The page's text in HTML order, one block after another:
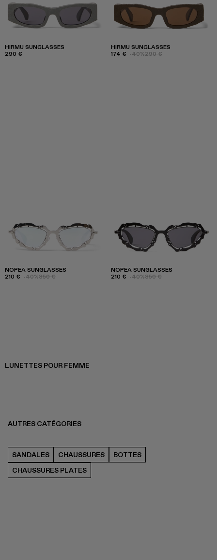
HIRMU SUNGLASSES
290 €
HIRMU SUNGLASSES
174 € -40%290 €
NOPEA SUNGLASSES
210 € -40%350 €
NOPEA SUNGLASSES
210 € -40%350 €
LUNETTES POUR FEMME
AUTRES CATÉGORIES
SANDALES CHAUSSURES
BOTTES
CHAUSSURES PLATES